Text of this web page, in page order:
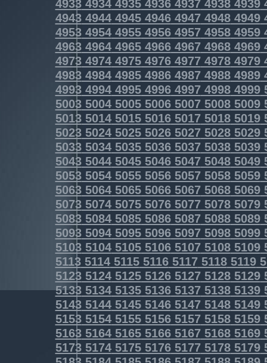
4933493449354936493749384939
4943494449454946494749484949
4953495449554956495749584959
4963496449654966496749684969
4973497449754976497749784979
4983498449854986498749884989
4993499449954996499749984999
5003500450055006500750085009
5013501450155016501750185019
5023502450255026502750285029
5033503450355036503750385039
5043504450455046504750485049
5053505450555056505750585059
5063506450655066506750685069
5073507450755076507750785079
5083508450855086508750885089
5093509450955096509750985099
5103510451055106510751085109
5113511451155116511751185119
5123512451255126512751285129
5133513451355136513751385139
5143514451455146514751485149
5153515451555156515751585159
5163516451655166516751685169
5173517451755176517751785179